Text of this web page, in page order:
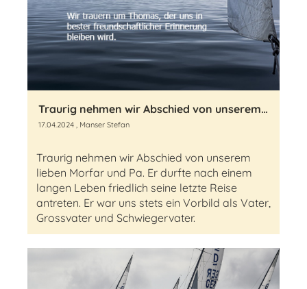
Traurig nehmen wir Abschied von unserem lieben Thomas Stadler-Ulmann
17.04.2024 , Manser Stefan
Traurig nehmen wir Abschied von unserem
lieben Morfar und Pa. Er durfte nach einem
langen Leben friedlich seine letzte Reise
antreten. Er war uns stets ein Vorbild als Vater,
Grossvater und Schwiegervater.